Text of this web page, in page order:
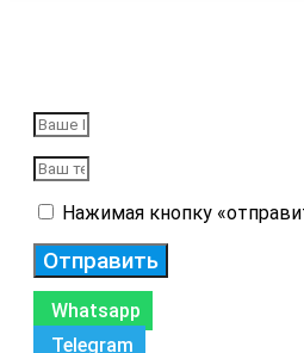
Нажимая кнопку
Отправить
Whatsapp
Telegram